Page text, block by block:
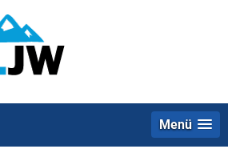
Menü